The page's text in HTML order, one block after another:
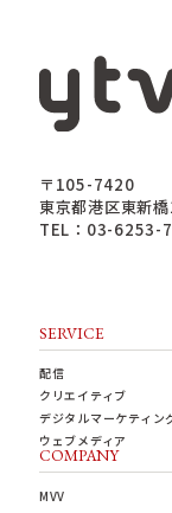
〒105-7420
東京都港区東新
TEL：03-6253-
SERVICE
配信
クリエイティブ
デジタルマーケティン
ウェブメディア
COMPANY
MVV